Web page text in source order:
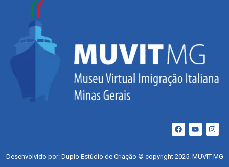
Desenvolvido por: Duplo Estúdio de Criação © copyright 2025. MUVIT MG